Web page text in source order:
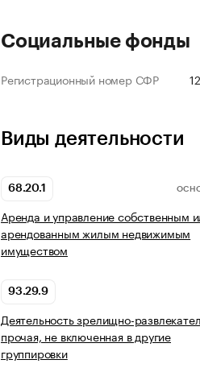
Социальные фонды
Регистрационный номер СФР
Виды деятельности
68.20.1
Аренда и управление собственным
арендованным жилым недвижимым
имуществом
93.29.9
Деятельность зрелищно-
прочая, не включенная в другие
группировки